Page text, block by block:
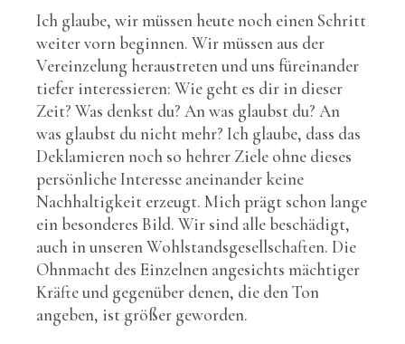
Ich glaube, wir müssen heute noch einen Schritt
weiter vorn beginnen. Wir müssen aus der
Vereinzelung heraustreten und uns füreinander
tiefer interessieren: Wie geht es dir in dieser
Zeit? Was denkst du? An was glaubst du? An
was glaubst du nicht mehr? Ich glaube, dass das
Deklamieren noch so hehrer Ziele ohne dieses
persönliche Interesse aneinander keine
Nachhaltigkeit erzeugt. Mich prägt schon lange
ein besonderes Bild. Wir sind alle beschädigt,
auch in unseren Wohlstandsgesellschaften. Die
Ohnmacht des Einzelnen angesichts mächtiger
Kräfte und gegenüber denen, die den Ton
angeben, ist größer geworden.